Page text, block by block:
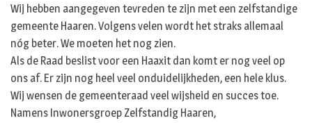
Wij hebben aangegeven tevreden te zijn met een zelfstandige
gemeente Haaren. Volgens velen wordt het straks allemaal
nóg beter. We moeten het nog zien.
Als de Raad beslist voor een Haaxit dan komt er nog veel op
ons af. Er zijn nog heel veel onduidelijkheden, een hele klus.
Wij wensen de gemeenteraad veel wijsheid en succes toe.
Namens Inwonersgroep Zelfstandig Haaren,